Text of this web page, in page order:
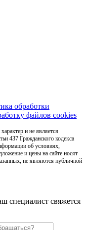
обработки
файлов cookies
и не является
437 Гражданского кодекса
об условиях,
и цены на сайте носят
не являются публичной
специалист свяжется